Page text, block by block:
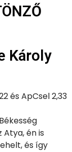
Károly
és ApCsel 2,33
én is
és így